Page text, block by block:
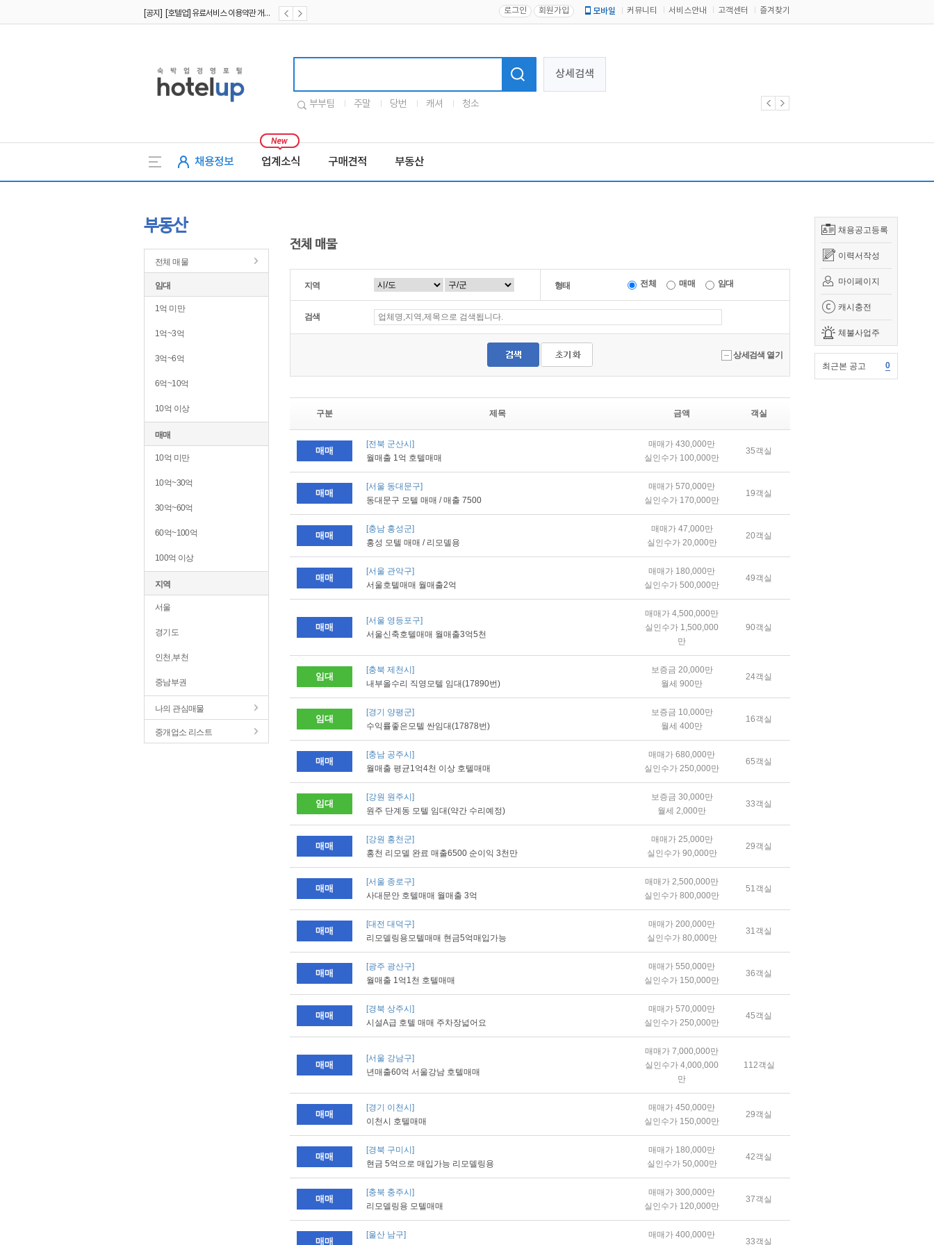
[공지] [호텔업] 유료서비스 이용약관 개정본2 (19.09.02) 로그인 회원가입 모바일 커뮤니티 서비스안내 고객센터 즐겨찾기
상세검색
부부팀 주말 당번 캐셔 청소
채용정보 업계소식 구매견적 부동산
채용공고등록
이력서작성
마이페이지
캐시충전
체불사업주
최근본 공고 0
부동산
전체 매물
임대
1억 미만
1억~3억
3억~6억
6억~10억
10억 이상
매매
10억 미만
10억~30억
30억~60억
60억~100억
100억 이상
지역
서울
경기도
인천,부천
중남부권
나의 관심매물
중개업소 리스트
전체 매물
지역 형태 전체 매매 임대
검색
상세검색 열기
구분 제목 금액 객실
매매
[전북 군산시]
월매출 1억 호텔매매
매매가 430,000만
실인수가 100,000만
35객실
매매
[서울 동대문구]
동대문구 모텔 매매 / 매출 7500
매매가 570,000만
실인수가 170,000만
19객실
매매
[충남 홍성군]
홍성 모텔 매매 / 리모델용
매매가 47,000만
실인수가 20,000만
20객실
매매
[서울 관악구]
서울호텔매매 월매출2억
매매가 180,000만
실인수가 500,000만
49객실
매매
[서울 영등포구]
서울신축호텔매매 월매출3억5천
매매가 4,500,000만
실인수가 1,500,000
만
90객실
임대
[충북 제천시]
내부올수리 직영모텔 임대(17890번)
보증금 20,000만
월세 900만
24객실
임대
[경기 양평군]
수익률좋은모텔 싼임대(17878번)
보증금 10,000만
월세 400만
16객실
매매
[충남 공주시]
월매출 평균1억4천 이상 호텔매매
매매가 680,000만
실인수가 250,000만
65객실
임대
[강원 원주시]
원주 단계동 모텔 임대(약간 수리예정)
보증금 30,000만
월세 2,000만
33객실
매매
[강원 홍천군]
홍천 리모델 완료 매출6500 순이익 3천만
매매가 25,000만
실인수가 90,000만
29객실
매매
[서울 종로구]
사대문안 호텔매매 월매출 3억
매매가 2,500,000만
실인수가 800,000만
51객실
매매
[대전 대덕구]
리모델링용모텔매매 현금5억매입가능
매매가 200,000만
실인수가 80,000만
31객실
매매
[광주 광산구]
월매출 1억1천 호텔매매
매매가 550,000만
실인수가 150,000만
36객실
매매
[경북 상주시]
시설A급 호텔 매매 주차장넓어요
매매가 570,000만
실인수가 250,000만
45객실
매매
[서울 강남구]
년매출60억 서울강남 호텔매매
매매가 7,000,000만
실인수가 4,000,000
만
112객실
매매
[경기 이천시]
이천시 호텔매매
매매가 450,000만
실인수가 150,000만
29객실
매매
[경북 구미시]
현금 5억으로 매입가능 리모델링용
매매가 180,000만
실인수가 50,000만
42객실
매매
[충북 충주시]
리모델링용 모텔매매
매매가 300,000만
실인수가 120,000만
37객실
매매
[울산 남구]
매매가 400,000만
33객실